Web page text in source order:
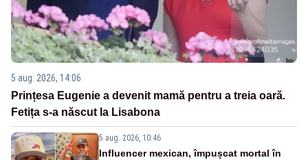
5 aug. 2026, 14:06
Prințesa Eugenie a devenit mamă pentru a treia oară.
Fetița s-a născut la Lisabona
5 aug. 2026, 10:46
Influencer mexican, împușcat mortal în